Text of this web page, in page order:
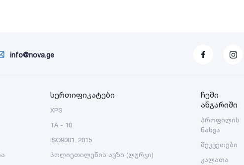
info@nova.ge
სერთიფიკატები
XPS
TA - 10
ISO9001_2015
პოლიეთილენის ავზი (ლურჯი)
ჩემი
ანგარიში
პროფილის
ნახვა
შეკვეთები
კალათა